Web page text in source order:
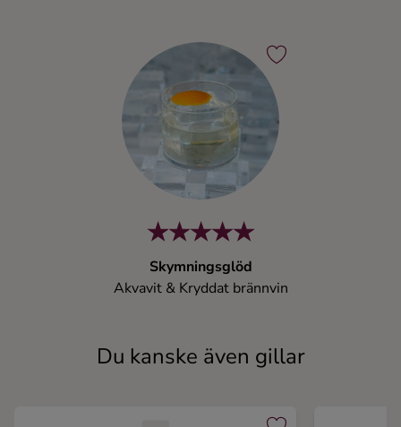
Skymningsglöd
Akvavit & Kryddat brännvin
Du kanske även gillar